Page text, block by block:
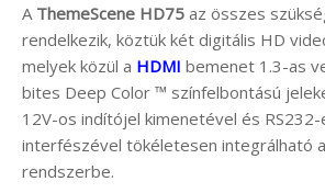
A ThemeScene HD75 az összes
rendelkezik, köztük két digitális HD
melyek közül a HDMI bemenet 1.3-as
bites Deep Color ™ színfelbontású
12V-os indítójel kimenetével és
interfészével tökéletesen integrálható
rendszerbe.